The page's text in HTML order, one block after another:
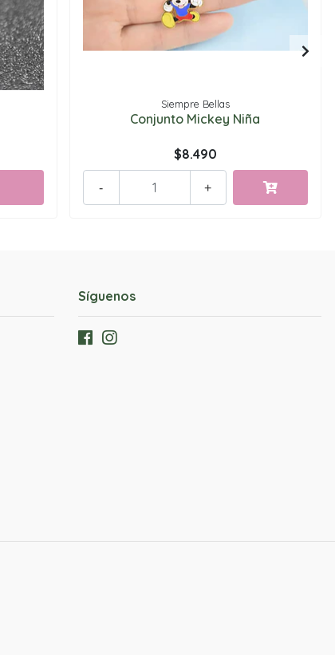
Siempre Bellas
Conjunto Mickey Niña
$8.490
+
-
Síguenos